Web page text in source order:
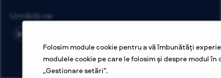
Folosim module cookie pentru a vă îmbunătăți
modulele cookie pe care le folosim și despre modul
„Gestionare setări”.
Urmăriți-ne